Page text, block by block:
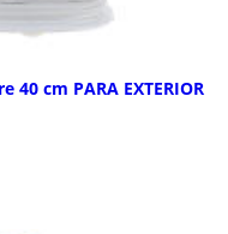
cm PARA EXTERIOR